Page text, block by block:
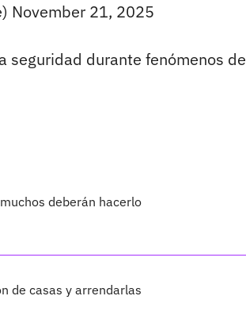
November 21, 2025
seguridad durante fenómenos de
deberán hacerlo
de casas y arrendarlas